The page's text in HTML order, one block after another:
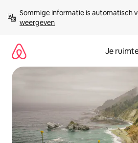
direct
naar
Sommige informatie is automatisch
weergeven
Je